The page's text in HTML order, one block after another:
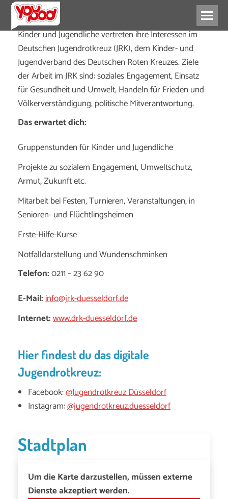
Kinder und Jugendliche vertreten ihre Interessen im
Deutschen Jugendrotkreuz (JRK), dem Kinder- und
Jugendverband des Deutschen Roten Kreuzes. Ziele
der Arbeit im JRK sind: soziales Engagement, Einsatz
für Gesundheit und Umwelt, Handeln für Frieden und
Völkerverständigung, politische Mitverantwortung.
Das erwartet dich:
Gruppenstunden für Kinder und Jugendliche
Projekte zu sozialem Engagement, Umweltschutz,
Armut, Zukunft etc.
Mitarbeit bei Festen, Turnieren, Veranstaltungen, in
Senioren- und Flüchtlingsheimen
Erste-Hilfe-Kurse
Notfalldarstellung und Wundenschminken
Telefon:0211 – 23 62 90
E-Mail:info@jrk-duesseldorf.de
Internet:www.drk-duesseldorf.de
Hier findest du das digitale
Jugendrotkreuz:
Facebook:@Jugendrotkreuz Düsseldorf
Instagram:@jugendrotkreuz.duesseldorf
Stadtplan
Um die Karte darzustellen, müssen externe
Dienste akzeptiert werden.